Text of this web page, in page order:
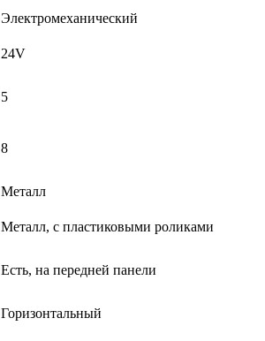
Электромеханический
24V
5
8
Металл
Металл, с пластиковыми роликами
Есть, на передней панели
Горизонтальный